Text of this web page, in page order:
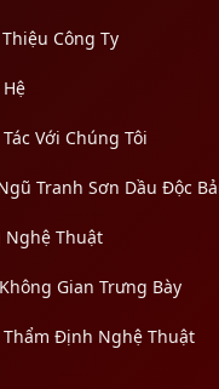
Công Ty
Với Chúng Tôi
Tranh Sơn Dầu Độc
Nghệ Thuật
Gian Trưng Bày
Thẩm Định Nghệ Thuật